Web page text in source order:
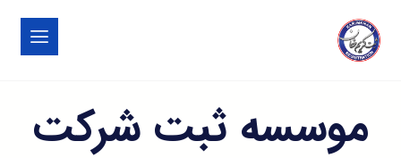
موسسه ثبت شرکت